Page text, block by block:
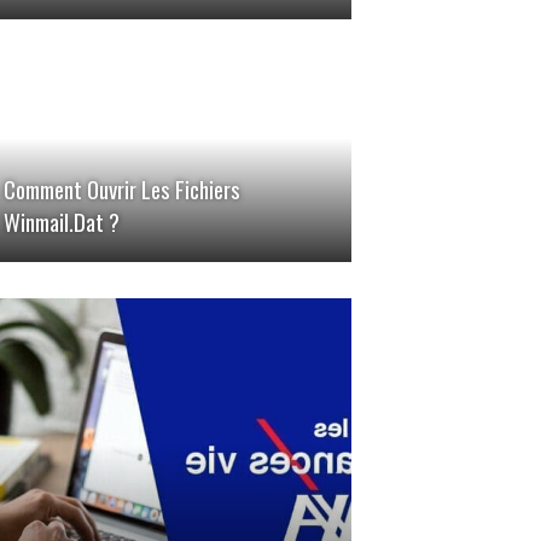
Comment Ouvrir Les Fichiers
Winmail.dat ?